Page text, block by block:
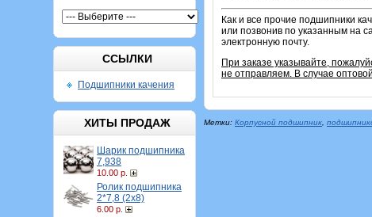
ССЫЛКИ
Подшипники качения
ХИТЫ ПРОДАЖ
Шарик подшипника
7,938
10.00 р.
Ролик подшипника
2*7,8 (2х8)
6.00 р.
Как и все прочие подшипники
или позвонив по указанным на
электронную почту.
При заказе указывайте,
не отправляем. В случае
Метки: Корпусной подшипник